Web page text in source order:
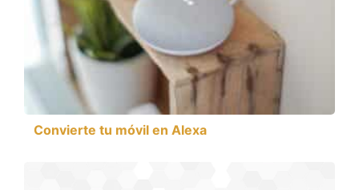
Convierte tu móvil en Alexa